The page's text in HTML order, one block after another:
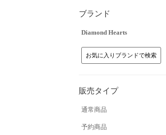
ブランド
Diamond Hearts
お気に入りブランドで検索
販売タイプ
通常商品
予約商品